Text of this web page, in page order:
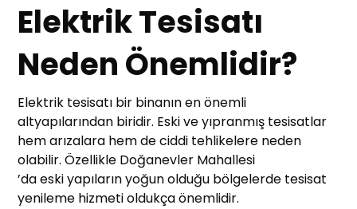
Elektrik Tesisatı
Neden Önemlidir?
Elektrik tesisatı bir binanın en önemli
altyapılarından biridir. Eski ve yıpranmış tesisatlar
hem arızalara hem de ciddi tehlikelere neden
olabilir. Özellikle Doğanevler Mahallesi
’da eski yapıların yoğun olduğu bölgelerde tesisat
yenileme hizmeti oldukça önemlidir.